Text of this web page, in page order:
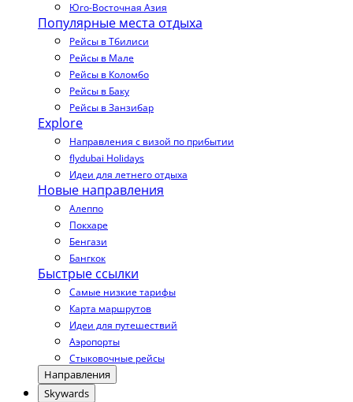
Юго-Восточная Азия
Популярные места отдыха
Рейсы в Тбилиси
Рейсы в Мале
Рейсы в Коломбо
Рейсы в Баку
Рейсы в Занзибар
Explore
Направления с визой по прибытии
flydubai Holidays
Идеи для летнего отдыха
Новые направления
Алеппо
Покхаре
Бенгази
Бангкок
Быстрые ссылки
Самые низкие тарифы
Карта маршрутов
Идеи для путешествий
Аэропорты
Стыковочные рейсы
Направления
Skywards